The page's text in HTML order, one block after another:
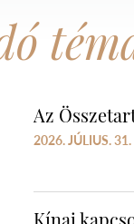
Az
2026. JÚLIUS. 31.